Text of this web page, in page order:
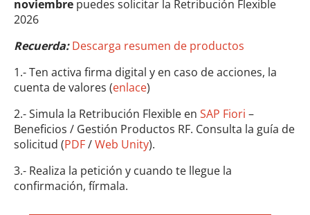
noviembre puedes solicitar la Retribución Flexible
2026
Recuerda:Descarga resumen de productos
1.- Ten activa firma digital y en caso de acciones, la
cuenta de valores (enlace)
2.- Simula la Retribución Flexible en SAP Fiori –
Beneficios / Gestión Productos RF. Consulta la guía de
solicitud (PDF/Web Unity).
3.- Realiza la petición y cuando te llegue la
confirmación, fírmala.